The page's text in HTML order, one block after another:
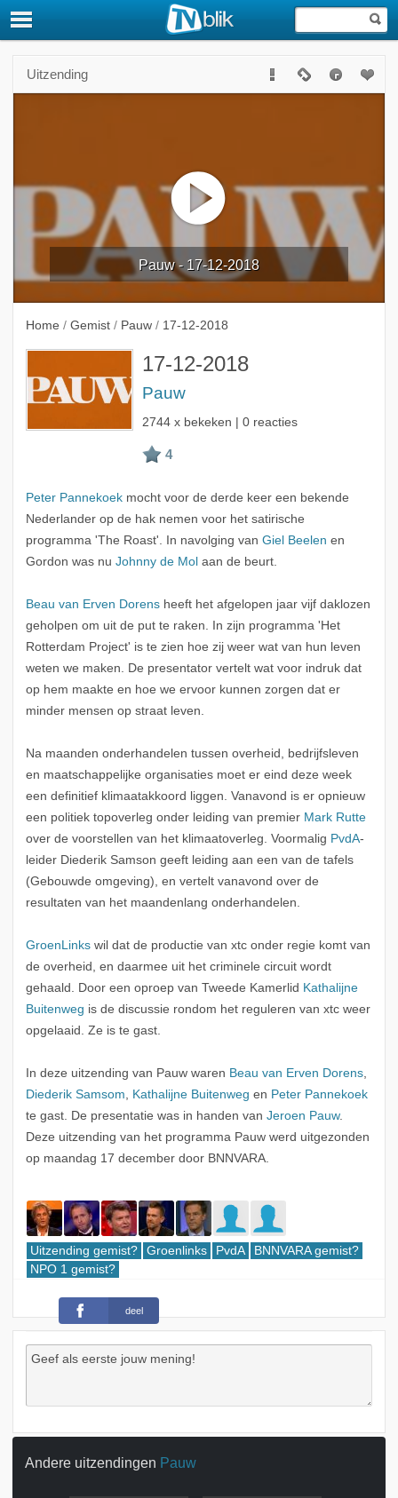
Uitzending
Pauw - 17-12-2018
Home / Gemist / Pauw / 17-12-2018
17-12-2018
Pauw
2744 x bekeken | 0 reacties
Peter Pannekoekmocht voor de derde keer een bekende
Nederlander op de hak nemen voor het satirische
programma 'The Roast'. In navolging van Giel Beelen en
Gordon was nu Johnny de Mol aan de beurt.
Beau van Erven Dorensheeft het afgelopen jaar vijf daklozen
geholpen om uit de put te raken. In zijn programma 'Het
Rotterdam Project' is te zien hoe zij weer wat van hun leven
weten we maken. De presentator vertelt wat voor indruk dat
op hem maakte en hoe we ervoor kunnen zorgen dat er
minder mensen op straat leven.
Na maanden onderhandelen tussen overheid, bedrijfsleven
en maatschappelijke organisaties moet er eind deze week
een definitief klimaatakkoord liggen. Vanavond is er opnieuw
een politiek topoverleg onder leiding van premier Mark Rutte
over de voorstellen van het klimaatoverleg. Voormalig PvdA-
leider Diederik Samson geeft leiding aan een van de tafels
(Gebouwde omgeving), en vertelt vanavond over de
resultaten van het maandenlang onderhandelen.
GroenLinkswil dat de productie van xtc onder regie komt van
de overheid, en daarmee uit het criminele circuit wordt
gehaald. Door een oproep van Tweede Kamerlid Kathalijne
Buitenweg is de discussie rondom het reguleren van xtc weer
opgelaaid. Ze is te gast.
In deze uitzending van Pauw waren Beau van Erven Dorens,
Diederik Samsom, Kathalijne Buitenweg en Peter Pannekoek
te gast. De presentatie was in handen van Jeroen Pauw.
Deze uitzending van het programma Pauw werd uitgezonden
op maandag 17 december door BNNVARA.
Uitzending gemist? Groenlinks PvdA
BNNVARA gemist?
NPO 1 gemist?
deel
Andere uitzendingen Pauw